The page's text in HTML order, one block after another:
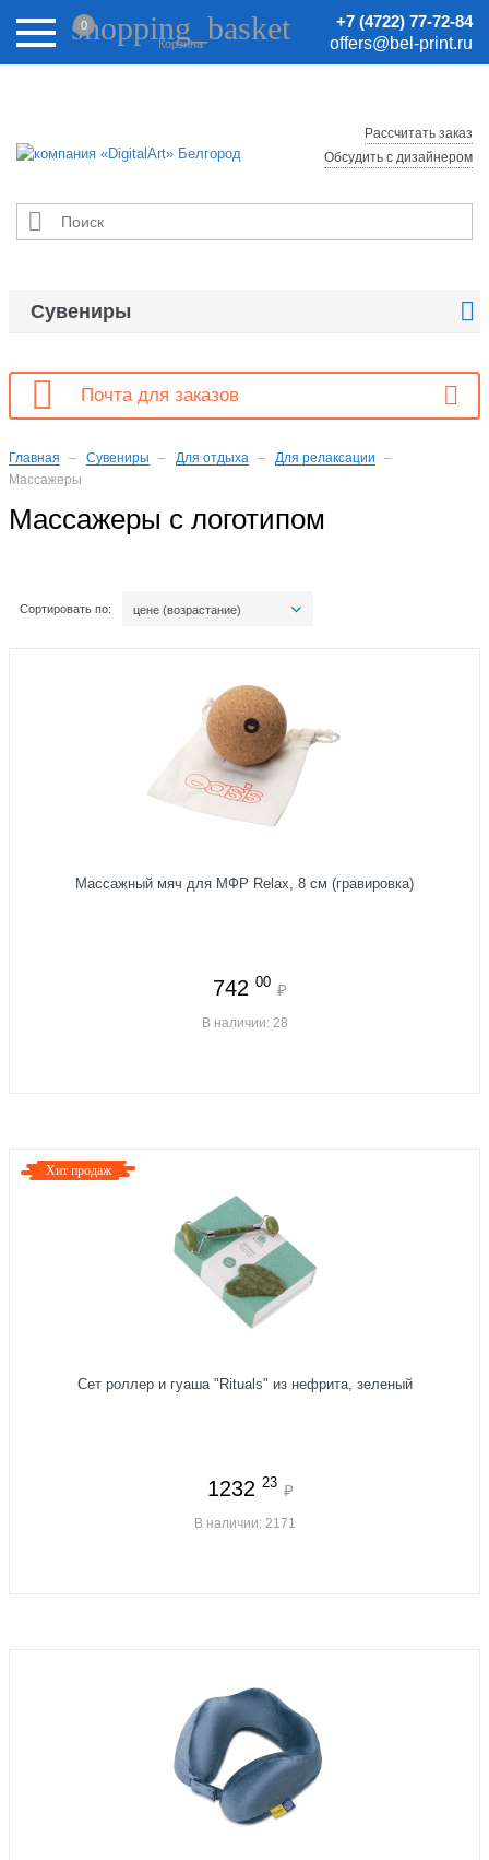
Внимание! Цены на сайте могут быть неактуальными.
Актуальные цены уточняйте у менеджеров.
+7 (4722) 77-72-84
offers@bel-print.ru
shopping_basket
Корзина
0

Рассчитать заказ
Обсудить с дизайнером
Сувениры 
 Почта для заказов
Главная Сувениры Для отдыха
Для релаксации
Массажеры
Массажеры с логотипом
Сортировать по: цене (возрастание)
Массажный мяч для МФР Relax, 8 см (гравировка)
742 00 ₽
В наличии: 28
Хит продаж
Сет роллер и гуаша "Rituals" из нефрита, зеленый
1232 23 ₽
В наличии: 2171